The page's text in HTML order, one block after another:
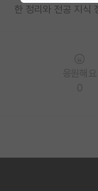
연구실(PI)
임용 후기 게
한 정리와 전공 지식